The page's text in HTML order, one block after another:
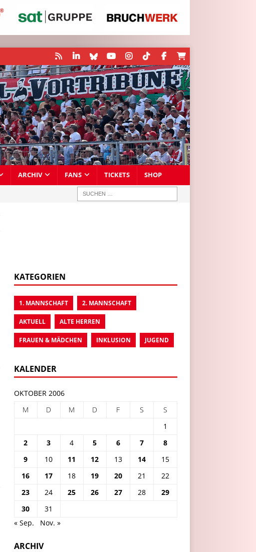
ARCHIV FANS TICKETS SHOP
KATEGORIEN
1. MANNSCHAFT 2. MANNSCHAFT
AKTUELL ALTE HERREN
FRAUEN & MÄDCHEN INKLUSION JUGEND
KALENDER
OKTOBER 2006
M
D M D F S
S
1
2
3 4 5 6 7
8
9
10 11 12 13 14
15
16
17 18 19 20 21
22
23
24 25 26 27 28
29
30
31
« Sep.
Nov. »
ARCHIV